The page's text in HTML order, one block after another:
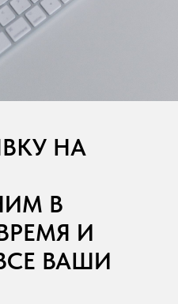
НА
В
И
ВАШИ